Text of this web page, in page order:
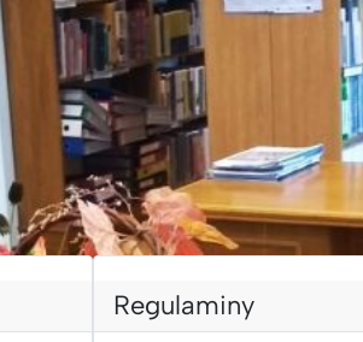
Regulaminy